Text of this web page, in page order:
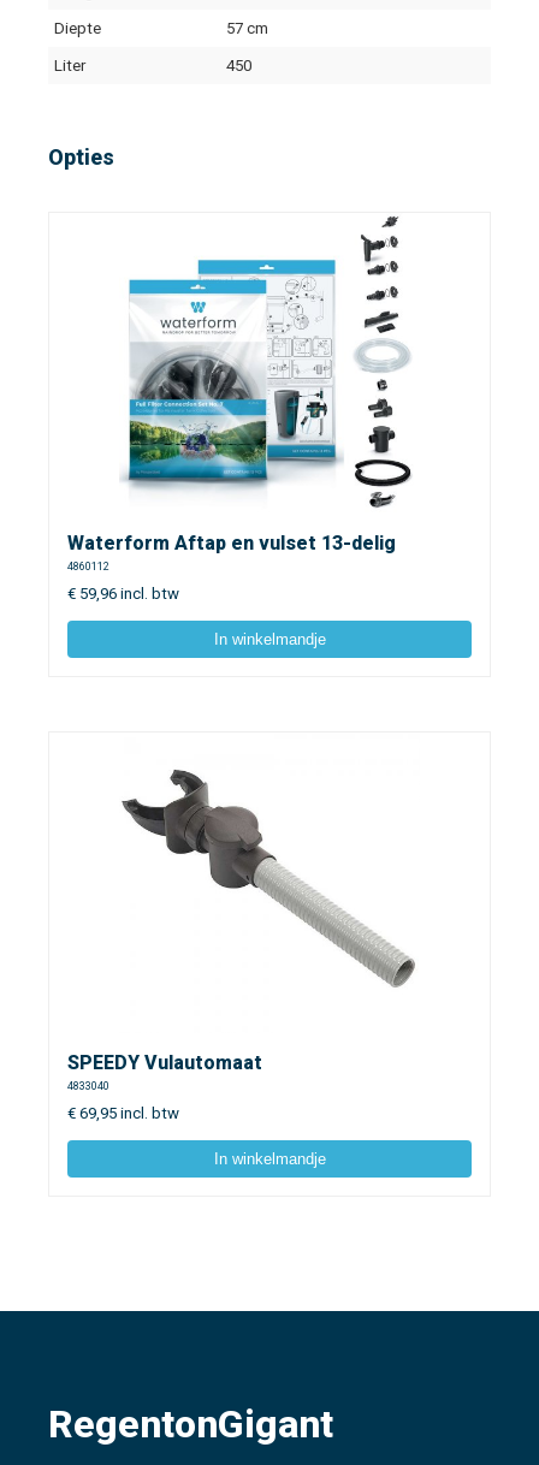
Diepte 57 cm
Liter 450
Opties
Waterform Aftap en vulset 13-delig
4860112
€ 59,96 incl. btw
In winkelmandje
SPEEDY Vulautomaat
4833040
€ 69,95 incl. btw
In winkelmandje
RegentonGigant